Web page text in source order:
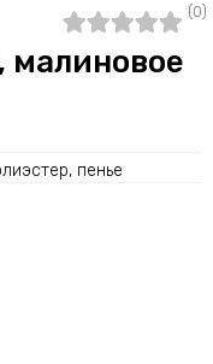
(0)
малиновое
пенье